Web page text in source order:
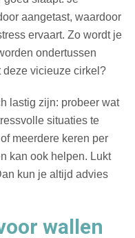
aangetast, waardoor
ervaart. Zo wordt je
ondertussen
deze vicieuze cirkel?
lastig zijn: probeer wat
situaties te
meerdere keren per
kan ook helpen. Lukt
kun je altijd advies
wallen